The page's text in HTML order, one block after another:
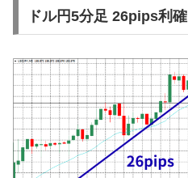
ドル円5分足 26pips利確